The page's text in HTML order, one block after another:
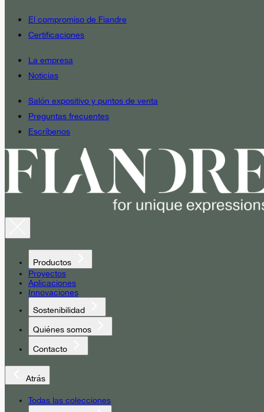
El compromiso de Fiandre
Certificaciones
La empresa
Noticias
Salón expositivo y puntos de venta
Preguntas frecuentes
Escríbenos
Productos
Proyectos
Aplicaciones
Innovaciones
Sostenibilidad
Quiénes somos
Contacto
Atrás
Todas las colecciones